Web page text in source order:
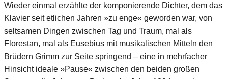
Wieder einmal erzählte der komponierende Dichter, dem das
Klavier seit etlichen Jahren »zu enge« geworden war, von
seltsamen Dingen zwischen Tag und Traum, mal als
Florestan, mal als Eusebius mit musikalischen Mitteln den
Brüdern Grimm zur Seite springend – eine in mehrfacher
Hinsicht ideale »Pause« zwischen den beiden großen